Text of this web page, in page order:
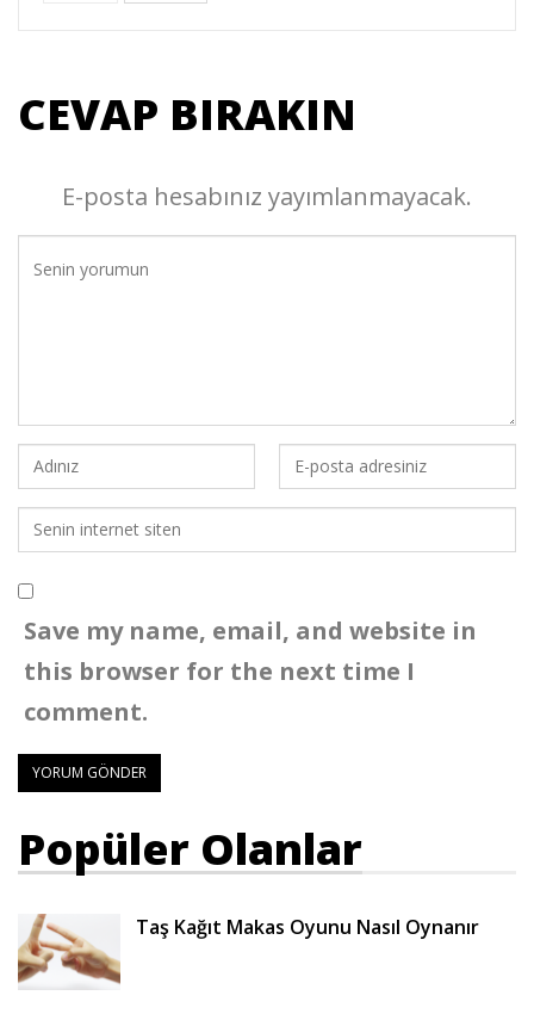
CEVAP BIRAKIN
E-posta hesabınız yayımlanmayacak.
Save my name, email, and website in
this browser for the next time I
comment.
Popüler Olanlar
Taş Kağıt Makas Oyunu Nasıl Oynanır